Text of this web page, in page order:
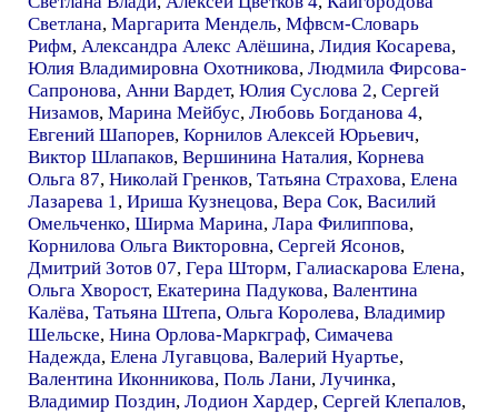
Светлана, Маргарита Мендель, Мфвсм-Словарь
Рифм, Александра Алекс Алёшина, Лидия Косарева,
Юлия Владимировна Охотникова, Людмила Фирсова-
Сапронова, Анни Вардет, Юлия Суслова 2, Сергей
Низамов, Марина Мейбус, Любовь Богданова 4,
Евгений Шапорев, Корнилов Алексей Юрьевич,
Виктор Шлапаков, Вершинина Наталия, Корнева
Ольга 87, Николай Гренков, Татьяна Страхова, Елена
Лазарева 1, Ириша Кузнецова, Вера Сок, Василий
Омельченко, Ширма Марина, Лара Филиппова,
Корнилова Ольга Викторовна, Сергей Ясонов,
Дмитрий Зотов 07, Гера Шторм, Галиаскарова Елена,
Ольга Хворост, Екатерина Падукова, Валентина
Калёва, Татьяна Штепа, Ольга Королева, Владимир
Шельске, Нина Орлова-Маркграф, Симачева
Надежда, Елена Лугавцова, Валерий Нуартье,
Валентина Иконникова, Поль Лани, Лучинка,
Владимир Поздин, Лодион Хардер, Сергей Клепалов,